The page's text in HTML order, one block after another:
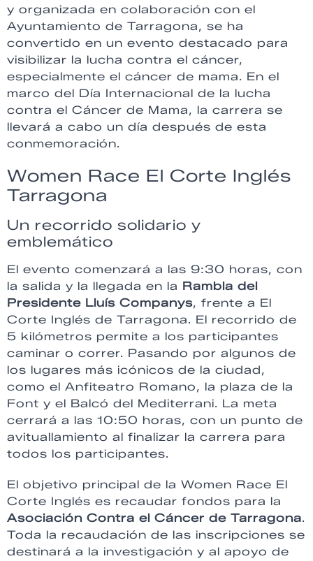
y organizada en colaboración con el
Ayuntamiento de Tarragona, se ha
convertido en un evento destacado para
visibilizar la lucha contra el cáncer,
especialmente el cáncer de mama. En el
marco del Día Internacional de la lucha
contra el Cáncer de Mama, la carrera se
llevará a cabo un día después de esta
conmemoración.
Women Race El Corte Inglés
Tarragona
Un recorrido solidario y
emblemático
El evento comenzará a las 9:30 horas, con
la salida y la llegada en la Rambla del
Presidente Lluís Companys, frente a El
Corte Inglés de Tarragona. El recorrido de
5 kilómetros permite a los participantes
caminar o correr. Pasando por algunos de
los lugares más icónicos de la ciudad,
como el Anfiteatro Romano, la plaza de la
Font y el Balcó del Mediterrani. La meta
cerrará a las 10:50 horas, con un punto de
avituallamiento al finalizar la carrera para
todos los participantes.
El objetivo principal de la Women Race El
Corte Inglés es recaudar fondos para la
Asociación Contra el Cáncer de Tarragona.
Toda la recaudación de las inscripciones se
destinará a la investigación y al apoyo de